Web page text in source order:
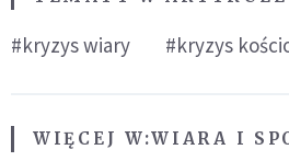
#kryzys wiary #kryzys
WIĘCEJ W:WIARA I